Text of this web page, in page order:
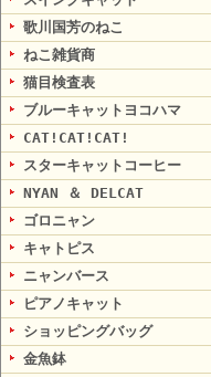
歌川国芳のねこ
ねこ雑貨商
猫目検査表
ブルーキャットヨコハマ
CAT!CAT!CAT!
スターキャットコーヒー
NYAN ＆ DELCAT
ゴロニャン
キャトピス
ニャンバース
ピアノキャット
ショッピングバッグ
金魚鉢